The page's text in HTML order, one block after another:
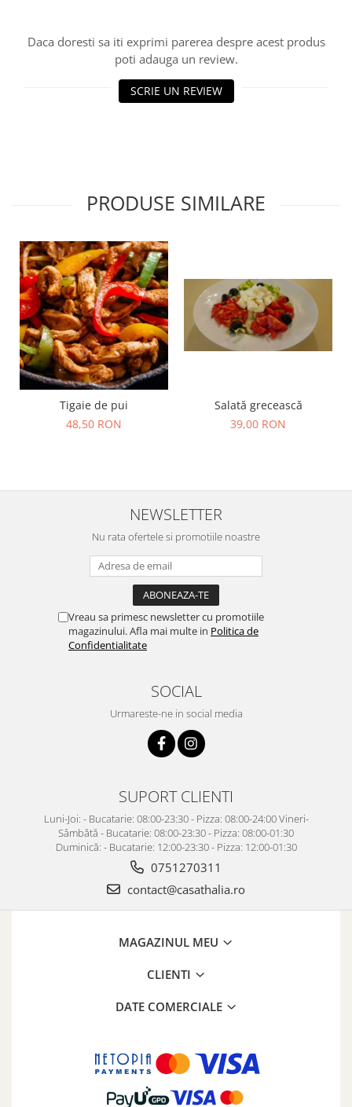
Daca doresti sa iti exprimi parerea despre acest produs
poti adauga un review.
SCRIE UN REVIEW
PRODUSE SIMILARE
Tigaie de pui
48,50 RON
Salată grecească
39,00 RON
NEWSLETTER
Nu rata ofertele si promotiile noastre
Vreau sa primesc newsletter cu promotiile
magazinului. Afla mai multe in Politica de
Confidentialitate
SOCIAL
Urmareste-ne in social media
SUPORT CLIENTI
Luni-Joi: - Bucatarie: 08:00-23:30 - Pizza: 08:00-24:00 Vineri-
Sâmbătă - Bucatarie: 08:00-23:30 - Pizza: 08:00-01:30
Duminică: - Bucatarie: 12:00-23:30 - Pizza: 12:00-01:30
0751270311
contact@casathalia.ro
MAGAZINUL MEU
CLIENTI
DATE COMERCIALE